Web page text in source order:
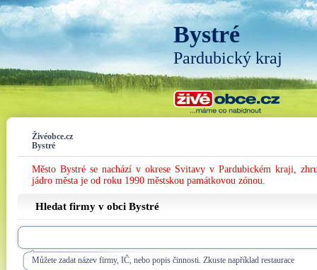
Bystré
Pardubický kraj
Živéobce.cz
Bystré
Město Bystré se nachází v okrese Svitavy v Pardubickém kraji,
jádro města je od roku 1990 městskou památkovou zónou.
Hledat firmy v obci Bystré
Můžete zadat název firmy, IČ, nebo popis činnosti. Zkuste například restaurace